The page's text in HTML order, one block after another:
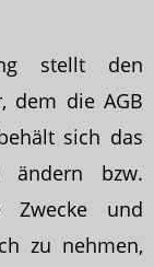
stellt den
dem die AGB
sich das
ändern bzw.
Zwecke und
zu nehmen,